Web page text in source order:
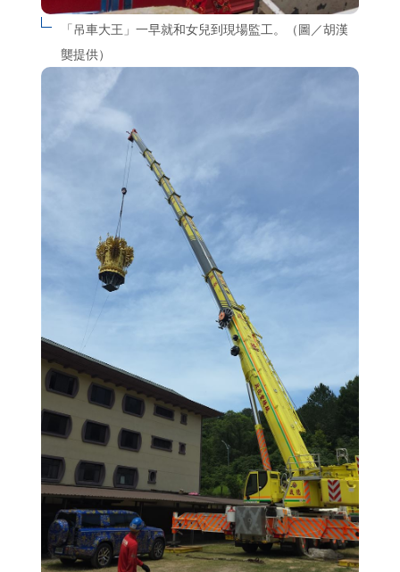
「吊車大王」一早就和女兒到現場監工。（圖／胡漢
龑提供）